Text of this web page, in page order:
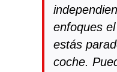
enfoques
estás
coche.